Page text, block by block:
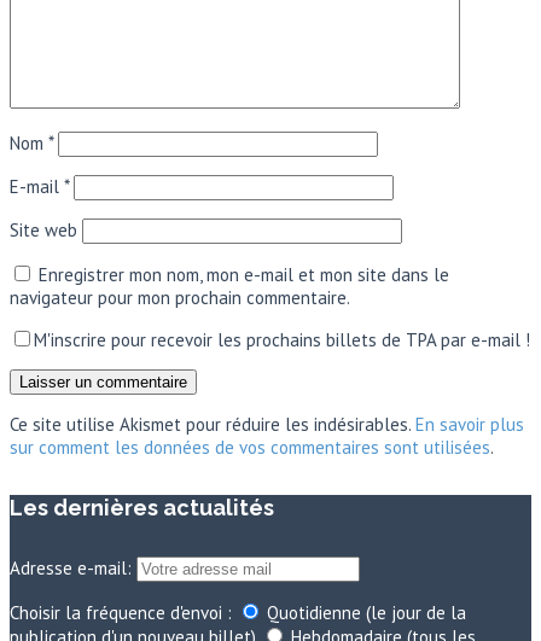
Nom *
E-mail *
Site web
Enregistrer mon nom, mon e-mail et mon site dans le
navigateur pour mon prochain commentaire.
M'inscrire pour recevoir les prochains billets de TPA par e-mail !
Ce site utilise Akismet pour réduire les indésirables. En savoir plus
sur comment les données de vos commentaires sont utilisées.
Les dernières actualités
Adresse e-mail:
Choisir la fréquence d'envoi :
Quotidienne (le jour de la